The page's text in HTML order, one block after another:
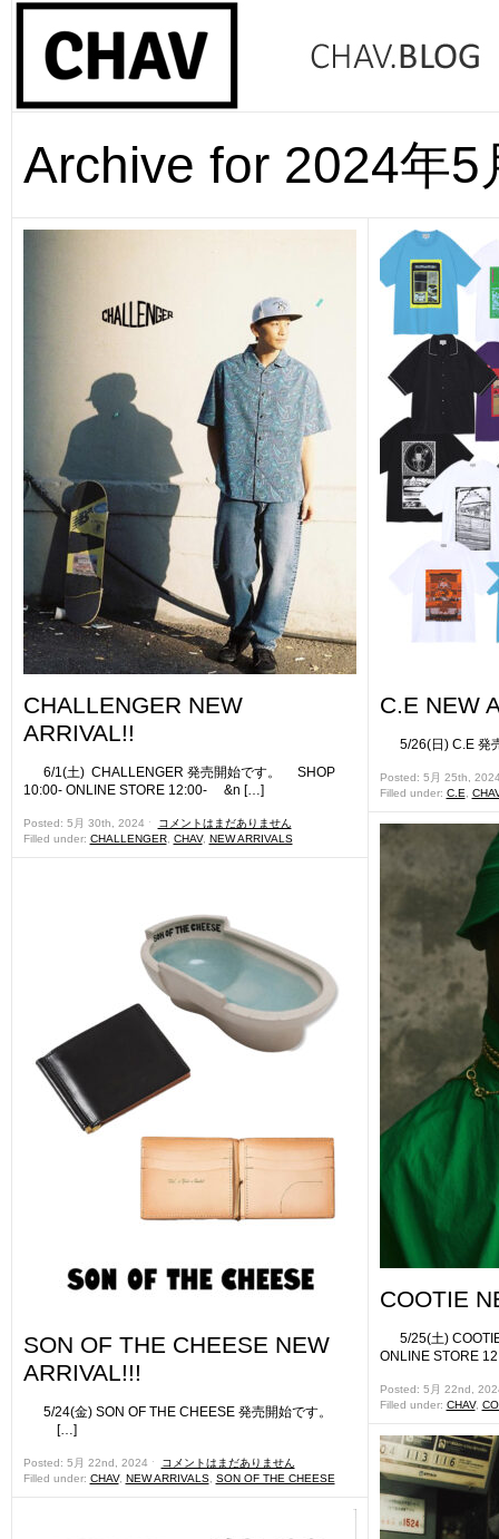
Archive for 2024年5
CHALLENGER NEW
ARRIVAL!!
6/1(土) CHALLENGER 発売開始です。 SHOP
10:00- ONLINE STORE 12:00- &n […]
Posted: 5月 30th, 2024 ˑ
コメントはまだありません
Filled under: CHALLENGER, CHAV, NEW ARRIVALS
SON OF THE CHEESE NEW
ARRIVAL!!!
5/24(金) SON OF THE CHEESE 発売開始です。
[…]
Posted: 5月 22nd, 2024 ˑ
コメントはまだありません
Filled under: CHAV, NEW ARRIVALS, SON OF THE CHEESE
C.E NEW
5/26(日) C.E
Posted: 5月 25th,
Filled under: C.E
COOTIE
5/25(土)
ONLINE STORE
Posted: 5月 22nd,
Filled under: CHAV,